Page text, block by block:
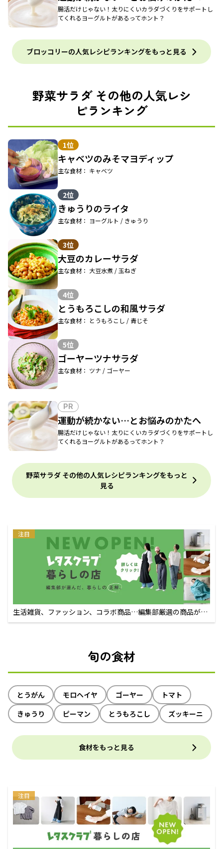
腸活だけじゃない！太りにくいカラダづくりをサポートし
てくれるヨーグルトがあるってホント？
ブロッコリーの人気レシピランキングをもっと見る
野菜サラダ その他の人気レシ
ピランキング
1位
キャベツのみそマヨディップ
主な食材： キャベツ
2位
きゅうりのライタ
主な食材： ヨーグルト / きゅうり
3位
大豆のカレーサラダ
主な食材： 大豆水煮 / 玉ねぎ
4位
とうもろこしの和風サラダ
主な食材： とうもろこし / 青じそ
5位
ゴーヤーツナサラダ
主な食材： ツナ / ゴーヤー
PR
運動が続かない…とお悩みのかたへ
腸活だけじゃない！太りにくいカラダづくりをサポートし
てくれるヨーグルトがあるってホント？
野菜サラダ その他の人気レシピランキングをもっと
見る
注目
生活雑貨、ファッション、コラボ商品…編集部厳選の商品が買
えるECサイト
旬の食材
とうがん モロヘイヤ ゴーヤー
トマト
きゅうり
ピーマン とうもろこし ズッキーニ
食材をもっと見る
注目